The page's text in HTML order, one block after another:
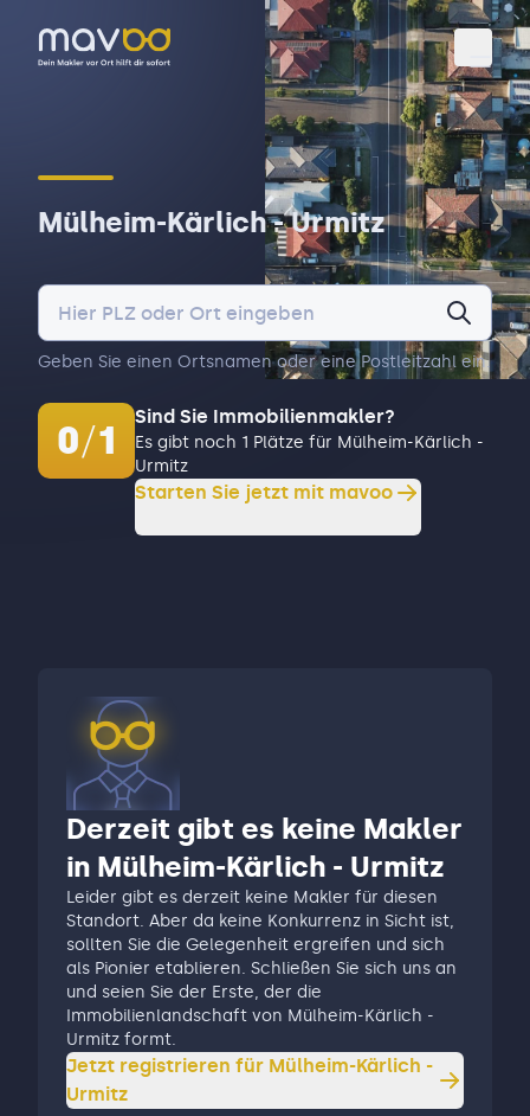
Mülheim-Kärlich - Urmitz
Geben Sie einen Ortsnamen oder eine Postleitzahl ein.
0/1
Sind Sie Immobilienmakler?
Es gibt noch 1 Plätze für Mülheim-Kärlich -
Urmitz
Starten Sie jetzt mit mavoo
Derzeit gibt es keine Makler
in Mülheim-Kärlich - Urmitz
Leider gibt es derzeit keine Makler für diesen
Standort. Aber da keine Konkurrenz in Sicht ist,
sollten Sie die Gelegenheit ergreifen und sich
als Pionier etablieren. Schließen Sie sich uns an
und seien Sie der Erste, der die
Immobilienlandschaft von Mülheim-Kärlich -
Urmitz formt.
Jetzt registrieren für Mülheim-Kärlich -
Urmitz